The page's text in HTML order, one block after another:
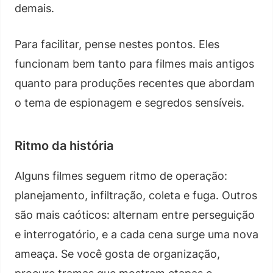
demais.
Para facilitar, pense nestes pontos. Eles
funcionam bem tanto para filmes mais antigos
quanto para produções recentes que abordam
o tema de espionagem e segredos sensíveis.
Ritmo da história
Alguns filmes seguem ritmo de operação:
planejamento, infiltração, coleta e fuga. Outros
são mais caóticos: alternam entre perseguição
e interrogatório, e a cada cena surge uma nova
ameaça. Se você gosta de organização,